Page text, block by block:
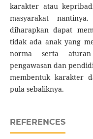
karakter atau
masyarakat
diharapkan dapat
tidak ada anak yang
norma serta aturan
pengawasan dan
membentuk karakter
pula sebaliknya.
REFERENCES